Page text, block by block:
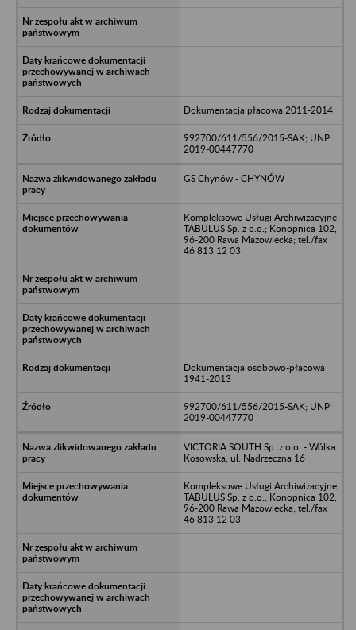
Dokumentacja płacowa 2011-2014
992700/611/556/2015-SAK; UNP:
2019-00447770
GS Chynów - CHYNÓW
Kompleksowe Usługi Archiwizacyjne
TABULUS Sp. z o.o.; Konopnica 102,
96-200 Rawa Mazowiecka; tel./fax
46 813 12 03
Dokumentacja osobowo-płacowa
1941-2013
992700/611/556/2015-SAK; UNP:
2019-00447770
VICTORIA SOUTH Sp. z o.o. - Wólka
Kosowska, ul. Nadrzeczna 16
Kompleksowe Usługi Archiwizacyjne
TABULUS Sp. z o.o.; Konopnica 102,
96-200 Rawa Mazowiecka; tel./fax
46 813 12 03